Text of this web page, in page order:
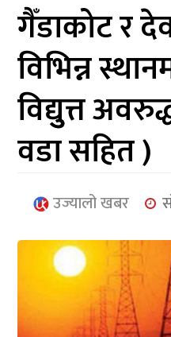
आर्थिक
मनोरञ्जन
खेलकुद
अन्तर्राष्ट्रिय/
युनिकोड
गैँडाकोट र
विभिन्न
विद्युुत्त
वडा सहित )
उज्यालो खबर